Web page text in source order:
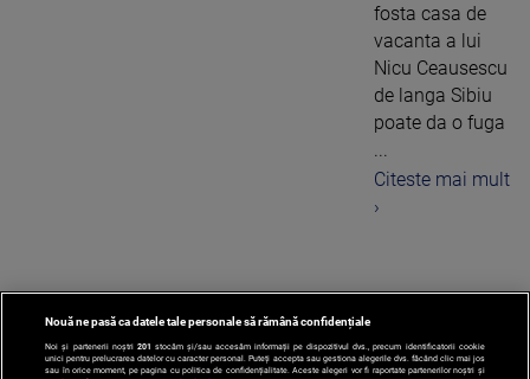
fosta casa de
vacanta a lui
Nicu Ceausescu
de langa Sibiu
poate da o fuga
...
Citeste mai mult
›
1
Nouă ne pasă ca datele tale personale să rămână confidențiale
Noi și partenerii noștri 201 stocăm și/sau accesăm informații pe dispozitivul dvs., precum identificatorii cookie
unici pentru prelucrarea datelor cu caracter personal. Puteți accepta sau gestiona alegerile dvs. făcând clic mai jos
sau în orice moment, pe pagina cu politica de confidențialitate. Aceste alegeri vor fi raportate partenerilor noștri și